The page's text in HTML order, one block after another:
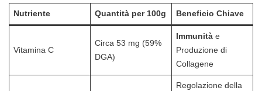
Nutriente Quantità per 100g Beneficio Chiave
Vitamina C
Circa 53 mg (59%
DGA)
Immunitàe
Produzione di
Collagene
Regolazione della